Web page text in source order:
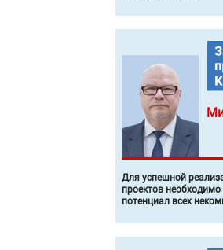
Для успешной
проектов
потенциал всех